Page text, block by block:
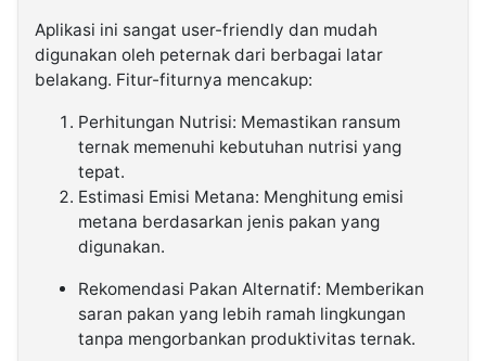
Aplikasi ini sangat user-friendly dan mudah
digunakan oleh peternak dari berbagai latar
belakang. Fitur-fiturnya mencakup:
Perhitungan Nutrisi: Memastikan ransum
ternak memenuhi kebutuhan nutrisi yang
tepat.
Estimasi Emisi Metana: Menghitung emisi
metana berdasarkan jenis pakan yang
digunakan.
Rekomendasi Pakan Alternatif: Memberikan
saran pakan yang lebih ramah lingkungan
tanpa mengorbankan produktivitas ternak.